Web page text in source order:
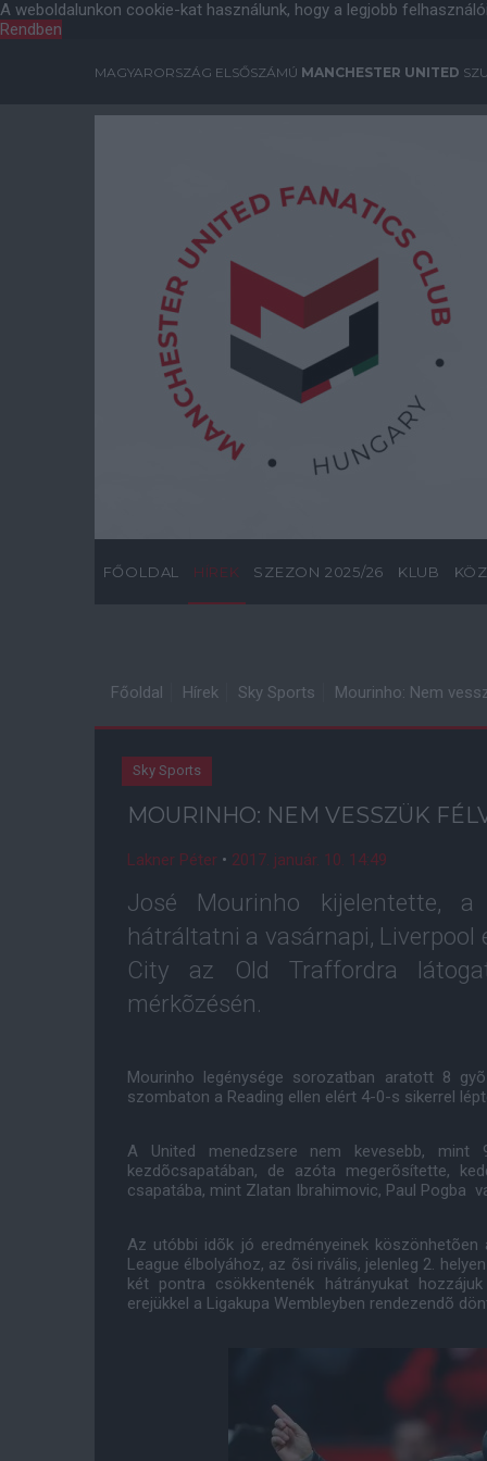
A weboldalunkon cookie-kat használunk, hogy a legjobb
Rendben
MAGYARORSZÁG ELSŐSZÁMÚ MANCHESTER UNITED
FŐOLDAL HÍREK SZEZON 2025/26 KLUB
Főoldal Hírek Sky Sports Mourinho: Nem
Sky Sports
MOURINHO: NEM VESSZÜK
Lakner Péter • 2017. január. 10. 14:49
José Mourinho kijelentette,
hátráltatni a vasárnapi, Liverpool
City az Old Traffordra
mérkõzésén.
Mourinho legénysége sorozatban aratott 8
szombaton a Reading ellen elért 4-0-s sikerrel
A United menedzsere nem kevesebb,
kezdõcsapatában, de azóta megerõsítette,
csapatába, mint Zlatan Ibrahimovic, Paul Pogba
Az utóbbi idõk jó eredményeinek
League élbolyához, az õsi rivális, jelenleg 2.
két pontra csökkentenék hátrányukat
erejükkel a Ligakupa Wembleyben rendezendõ